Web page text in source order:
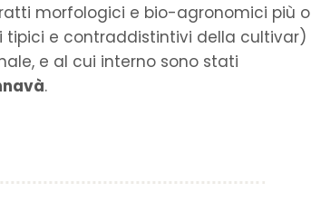
morfologici e bio-agronomici più o
e contraddistintivi della cultivar)
e al cui interno sono stati
.